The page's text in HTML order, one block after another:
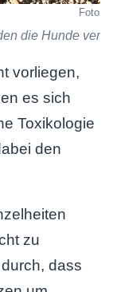
Foto:
die Hunde
vorliegen,
es sich
Toxikologie
den
zu
dass